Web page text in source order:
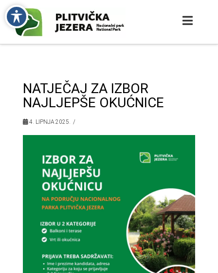
NATJEČAJ ZA IZBOR
NAJLJEPŠE OKUĆNICE
4. LIPNJA 2025.